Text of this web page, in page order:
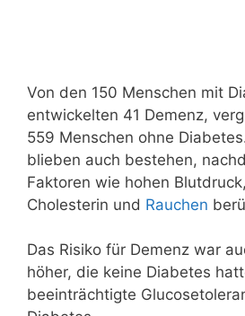
Von den 150 Menschen mit
entwickelten 41 Demenz,
559 Menschen ohne
blieben auch bestehen,
Faktoren wie hohen
Cholesterin und Rauchen
Das Risiko für Demenz war
höher, die keine Diabetes
beeinträchtigte